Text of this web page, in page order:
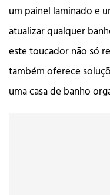
um painel laminado e
atualizar qualquer
este toucador não só
também oferece
uma casa de banho